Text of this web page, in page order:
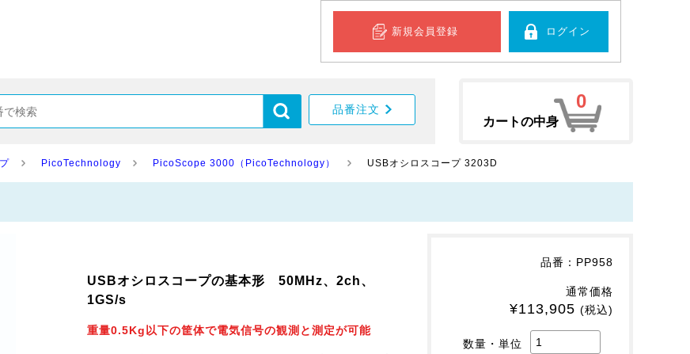
新規会員登録 ログイン
品番注文
カートの中身
0
PicoTechnology PicoScope 3000（PicoTechnology） USBオシロスコープ 3203D
品番：PP958
通常価格
¥113,905 (税込)
数量・単位
USBオシロスコープの基本形 50MHz、2ch、
1GS/s
重量0.5Kg以下の筐体で電気信号の観測と測定が可能